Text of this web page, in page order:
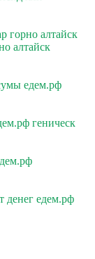
горно алтайск
алтайск
едем.рф
геническ
денег едем.рф